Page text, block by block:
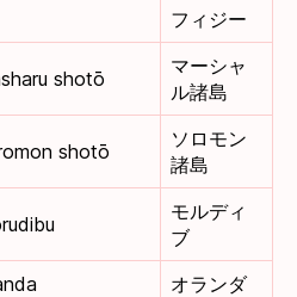
フィジー
shotō
マーシャ
ル諸島
shotō
ソロモン
諸島
モルディ
ブ
オランダ